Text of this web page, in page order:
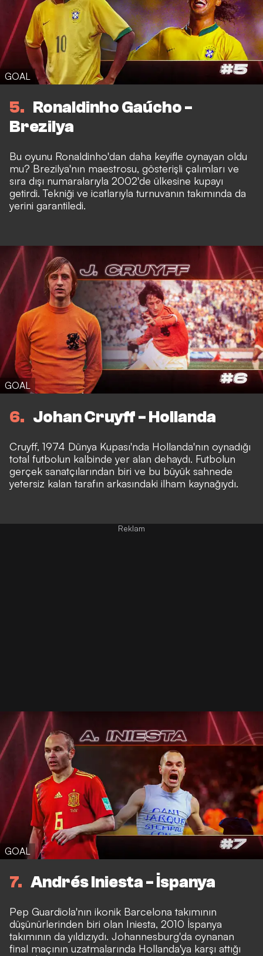
GOAL
5
Ronaldinho Gaúcho -
Brezilya
Bu oyunu Ronaldinho'dan daha keyifle oynayan oldu
mu? Brezilya'nın maestrosu, gösterişli çalımları ve
sıra dışı numaralarıyla 2002'de ülkesine kupayı
getirdi. Tekniği ve icatlarıyla turnuvanın takımında da
yerini garantiledi.
GOAL
6 Johan Cruyff - Hollanda
Cruyff, 1974 Dünya Kupası'nda Hollanda'nın oynadığı
total futbolun kalbinde yer alan dehaydı. Futbolun
gerçek sanatçılarından biri ve bu büyük sahnede
yetersiz kalan tarafın arkasındaki ilham kaynağıydı.
GOAL
7 Andrés Iniesta - İspanya
Pep Guardiola'nın ikonik Barcelona takımının
düşünürlerinden biri olan Iniesta, 2010 İspanya
takımının da yıldızıydı. Johannesburg'da oynanan
final maçının uzatmalarında Hollanda'ya karşı attığı